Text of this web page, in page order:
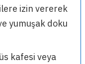
izin vererek
yumuşak doku
kafesi veya